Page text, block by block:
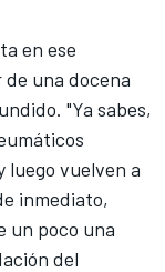
en ese
una docena
"Ya sabes,
luego vuelven a
inmediato,
un poco una
del